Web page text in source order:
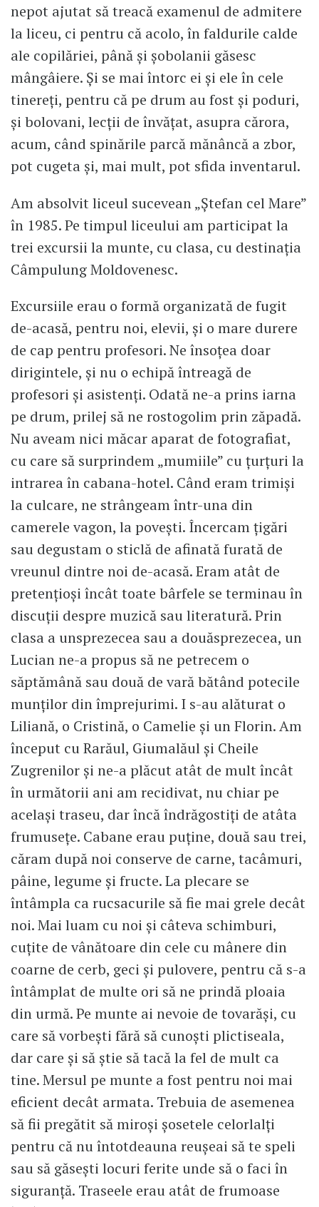
nepot ajutat să treacă examenul de admitere
la liceu, ci pentru că acolo, în faldurile calde
ale copilăriei, până și șobolanii găsesc
mângâiere. Și se mai întorc ei și ele în cele
tinereți, pentru că pe drum au fost și poduri,
și bolovani, lecții de învățat, asupra cărora,
acum, când spinările parcă mănâncă a zbor,
pot cugeta și, mai mult, pot sfida inventarul.
Am absolvit liceul sucevean „Ștefan cel Mare”
în 1985. Pe timpul liceului am participat la
trei excursii la munte, cu clasa, cu destinația
Câmpulung Moldovenesc.
Excursiile erau o formă organizată de fugit
de-acasă, pentru noi, elevii, și o mare durere
de cap pentru profesori. Ne însoțea doar
dirigintele, și nu o echipă întreagă de
profesori și asistenți. Odată ne-a prins iarna
pe drum, prilej să ne rostogolim prin zăpadă.
Nu aveam nici măcar aparat de fotografiat,
cu care să surprindem „mumiile” cu țurțuri la
intrarea în cabana-hotel. Când eram trimiși
la culcare, ne strângeam într-una din
camerele vagon, la povești. Încercam țigări
sau degustam o sticlă de afinată furată de
vreunul dintre noi de-acasă. Eram atât de
pretențioși încât toate bârfele se terminau în
discuții despre muzică sau literatură. Prin
clasa a unsprezecea sau a douăsprezecea, un
Lucian ne-a propus să ne petrecem o
săptămână sau două de vară bătând potecile
munților din împrejurimi. I s-au alăturat o
Liliană, o Cristină, o Camelie și un Florin. Am
început cu Rarăul, Giumalăul și Cheile
Zugrenilor și ne-a plăcut atât de mult încât
în următorii ani am recidivat, nu chiar pe
același traseu, dar încă îndrăgostiți de atâta
frumusețe. Cabane erau puține, două sau trei,
căram după noi conserve de carne, tacâmuri,
pâine, legume și fructe. La plecare se
întâmpla ca rucsacurile să fie mai grele decât
noi. Mai luam cu noi și câteva schimburi,
cuțite de vânătoare din cele cu mânere din
coarne de cerb, geci și pulovere, pentru că s-a
întâmplat de multe ori să ne prindă ploaia
din urmă. Pe munte ai nevoie de tovarăși, cu
care să vorbești fără să cunoști plictiseala,
dar care și să știe să tacă la fel de mult ca
tine. Mersul pe munte a fost pentru noi mai
eficient decât armata. Trebuia de asemenea
să fii pregătit să miroși șosetele celorlalți
pentru că nu întotdeauna reușeai să te speli
sau să găsești locuri ferite unde să o faci în
siguranță. Traseele erau atât de frumoase